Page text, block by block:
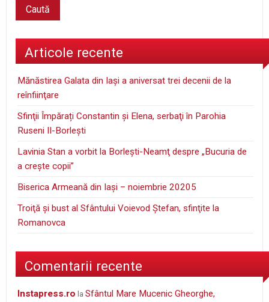
Articole recente
Mănăstirea Galata din Iaşi a aniversat trei decenii de la
reînfiinţare
Sfinţii Împărați Constantin și Elena, serbaţi în Parohia
Ruseni II-Borleşti
Lavinia Stan a vorbit la Borleşti-Neamţ despre „Bucuria de
a creşte copii”
Biserica Armeană din Iași – noiembrie 20205
Troiţă şi bust al Sfântului Voievod Ştefan, sfinţite la
Romanovca
Comentarii recente
instapress.ro laSfântul Mare Mucenic Gheorghe,